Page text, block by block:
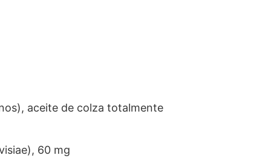
aceite de colza totalmente
60 mg